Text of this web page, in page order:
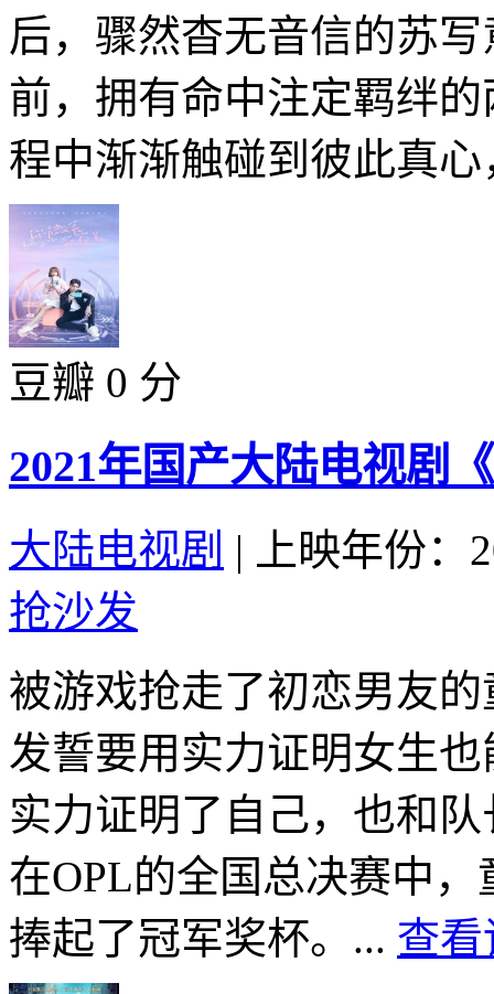
后，骤然杳无音信的苏
前，拥有命中注定羁绊
程中渐渐触碰到彼此真
豆瓣 0 分
2021年国产大陆电视剧
大陆电视剧 |
上映年份：
抢沙发
被游戏抢走了初恋男友
发誓要用实力证明女生
实力证明了自己，也和
在OPL的全国总决赛中
捧起了冠军奖杯。... 查看